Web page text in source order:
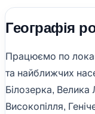
Географія
Працюємо по
та найближчих
Білозерка, Велика
Високопілля,